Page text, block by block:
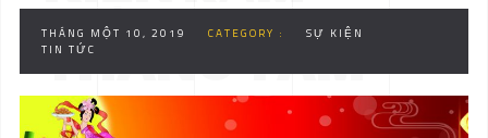
THÁNG TÁM
THÁNG MỘT 10, 2019 CATEGORY :
SỰ KIỆN
TIN TỨC